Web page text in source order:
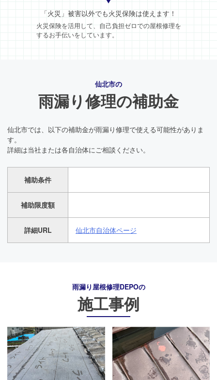
「火災」被害以外でも火災保険は使えます！
火災保険を活用して、自己負担ゼロでの屋根修理を
するお手伝いをしています。
仙北市の
雨漏り修理の補助金
仙北市では、以下の補助金が雨漏り修理で使える可能性がありま
す。
詳細は当社または各自治体にご相談ください。
補助条件
補助限度額
詳細URL 仙北市自治体ページ
雨漏り屋根修理DEPOの
施工事例